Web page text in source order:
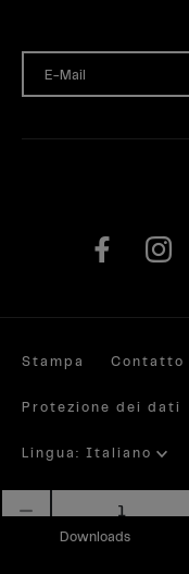
Downloads
E-Mail
Stampa Contatto
Protezione dei dati
Lingua: Italiano